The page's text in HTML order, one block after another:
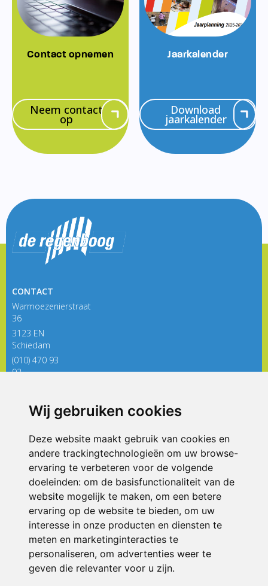
Wij gebruiken cookies
Deze website maakt gebruik van cookies en
andere trackingtechnologieën om uw browse-
ervaring te verbeteren voor de volgende
doeleinden: om de basisfunctionaliteit van de
website mogelijk te maken, om een betere
ervaring op de website te bieden, om uw
interesse in onze producten en diensten te
meten en marketinginteracties te
personaliseren, om advertenties weer te
geven die relevanter voor u zijn.
Contact opnemen
Neem contact
op
Jaarkalender
Download
jaarkalender
CONTACT
Warmoezenierstraat
36
3123 EN
Schiedam
(010) 470 93
92
ONDERDEEL VAN
© 2026 De Regenboog | Alle rechten voorbehouden
Privacy policy|Disclaimer| Klachtenregeling|RSIN en Anbi
voorkeuren